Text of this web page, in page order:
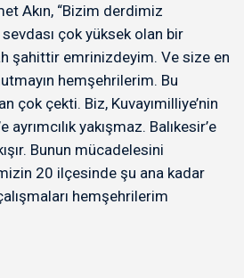
Akın, “Bizim derdimiz
çok yüksek olan bir
şahittir emrinizdeyim. Ve size en
hemşehrilerim. Bu
çok çekti. Biz, Kuvayımilliye’nin
ayrımcılık yakışmaz. Balıkesir’e
Bunun mücadelesini
20 ilçesinde şu ana kadar
hemşehrilerim